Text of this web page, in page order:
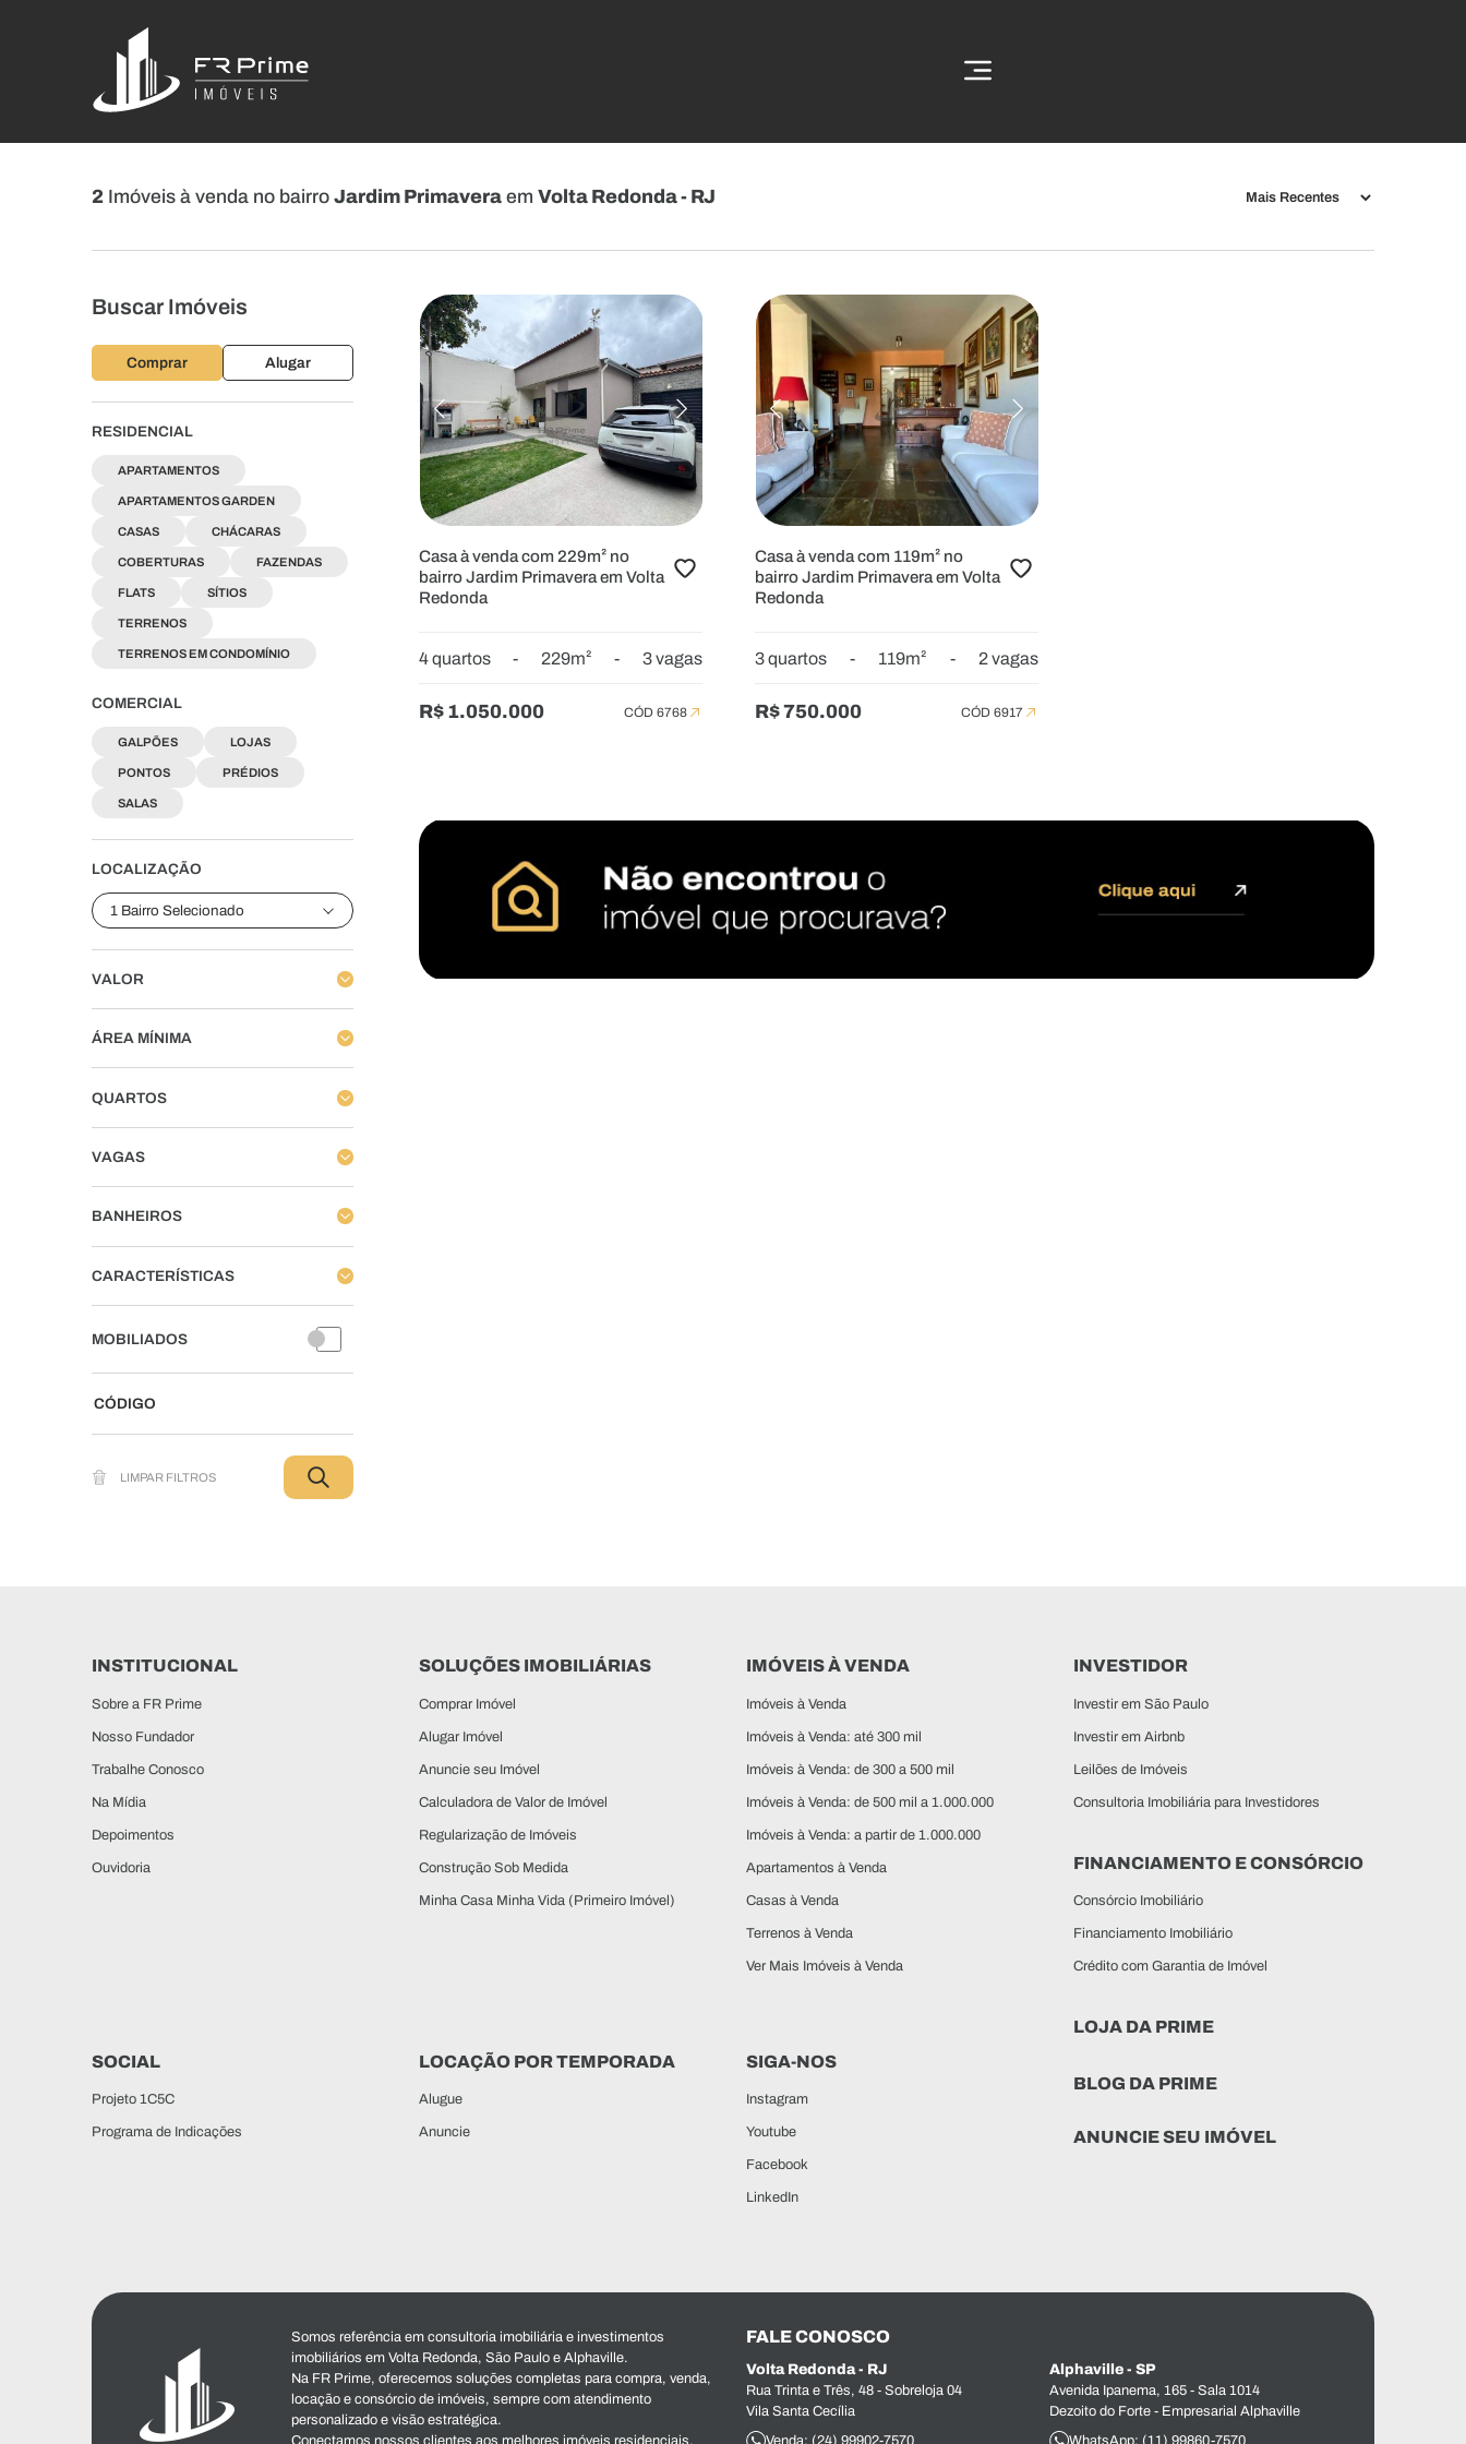
2 Imóveis à venda no bairro Jardim Primavera em Volta Redonda - RJ
Buscar Imóveis
Comprar Alugar
RESIDENCIAL
APARTAMENTOS
APARTAMENTOS GARDEN
CASAS CHÁCARAS
COBERTURAS FAZENDAS
FLATS SÍTIOS
TERRENOS
TERRENOS EM CONDOMÍNIO
COMERCIAL
GALPÕES LOJAS
PONTOS PRÉDIOS
SALAS
LOCALIZAÇÃO
1 Bairro Selecionado
VALOR
ÁREA MÍNIMA
QUARTOS
VAGAS
BANHEIROS
CARACTERÍSTICAS
MOBILIADOS
Casa à venda com 229m² no
bairro Jardim Primavera em Volta
Redonda
4 quartos - 229m² - 3 vagas
R$ 1.050.000 CÓD 6768
Casa à venda com 119m² no
bairro Jardim Primavera em Volta
Redonda
3 quartos - 119m² - 2 vagas
R$ 750.000 CÓD 6917
INSTITUCIONAL
Sobre a FR Prime
Nosso Fundador
Trabalhe Conosco
Na Mídia
Depoimentos
Ouvidoria
SOLUÇÕES IMOBILIÁRIAS
Comprar Imóvel
Alugar Imóvel
Anuncie seu Imóvel
Calculadora de Valor de Imóvel
Regularização de Imóveis
Construção Sob Medida
Minha Casa Minha Vida (Primeiro Imóvel)
IMÓVEIS À VENDA
Imóveis à Venda
Imóveis à Venda: até 300 mil
Imóveis à Venda: de 300 a 500 mil
Imóveis à Venda: de 500 mil a 1.000.000
Imóveis à Venda: a partir de 1.000.000
Apartamentos à Venda
Casas à Venda
Terrenos à Venda
Ver Mais Imóveis à Venda
SOCIAL
Projeto 1C5C
Programa de Indicações
LOCAÇÃO POR TEMPORADA
Alugue
Anuncie
SIGA-NOS
Instagram
Youtube
Facebook
LinkedIn
INVESTIDOR
Investir em São Paulo
Investir em Airbnb
Leilões de Imóveis
Consultoria Imobiliária para Investidores
FINANCIAMENTO E CONSÓRCIO
Consórcio Imobiliário
Financiamento Imobiliário
Crédito com Garantia de Imóvel
LOJA DA PRIME
BLOG DA PRIME
ANUNCIE SEU IMÓVEL
Somos referência em consultoria imobiliária e investimentos
imobiliários em Volta Redonda, São Paulo e Alphaville.
Na FR Prime, oferecemos soluções completas para compra, venda,
locação e consórcio de imóveis, sempre com atendimento
personalizado e visão estratégica.
Conectamos nossos clientes aos melhores imóveis residenciais,
FALE CONOSCO
Volta Redonda - RJ
Rua Trinta e Três, 48 - Sobreloja 04
Vila Santa Cecília
Alphaville - SP
Avenida Ipanema, 165 - Sala 1014
Dezoito do Forte - Empresarial Alphaville